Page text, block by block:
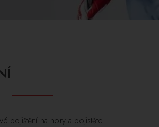
pojištění na hory a pojistěte